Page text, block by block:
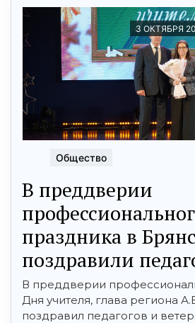
3 ОКТЯБРЯ
Общество
В преддверии
праздника в
поздравили
В преддверии
Дня учителя, глава региона
поздравил педагогов и